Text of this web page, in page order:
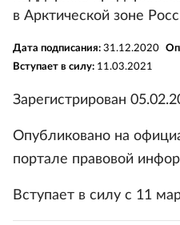
в Арктической зоне
Дата подписания: 31.12.2020
Вступает в силу: 11.03.2021
Зарегистрирован
Опубликовано на
портале правовой
Вступает в силу с 11